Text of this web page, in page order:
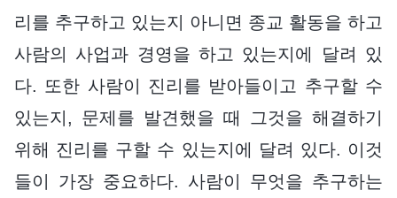
리를 추구하고 있는지 아니면 종교 활동을 하고
사람의 사업과 경영을 하고 있는지에 달려 있
다. 또한 사람이 진리를 받아들이고 추구할 수
있는지, 문제를 발견했을 때 그것을 해결하기
위해 진리를 구할 수 있는지에 달려 있다. 이것
들이 가장 중요하다. 사람이 무엇을 추구하는